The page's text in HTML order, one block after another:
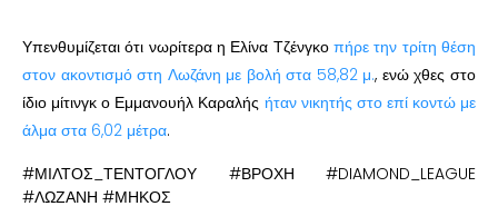
Υπενθυμίζεται ότι νωρίτερα η Ελίνα Τζένγκο πήρε την τρίτη θέση
στον ακοντισμό στη Λωζάνη με βολή στα 58,82 μ., ενώ χθες στο
ίδιο μίτινγκ ο Εμμανουήλ Καραλής ήταν νικητής στο επί κοντώ με
άλμα στα 6,02 μέτρα.
#ΜΙΛΤΟΣ_ΤΕΝΤΟΓΛΟΥ #ΒΡΟΧΗ #DIAMOND_LEAGUE
#ΛΩΖΑΝΗ #ΜΗΚΟΣ